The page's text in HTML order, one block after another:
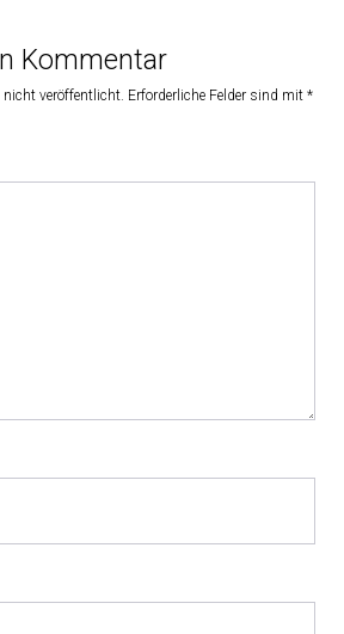
Kommentar
nicht veröffentlicht. Erforderliche Felder sind mit *